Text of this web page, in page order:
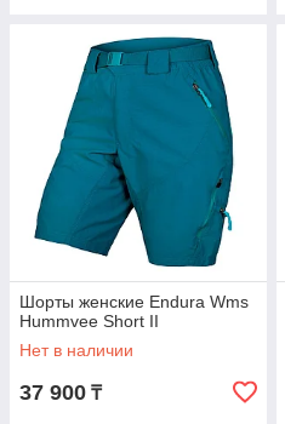
Шорты женские Endura Wms
Hummvee Short II
Нет в наличии
37 900 ₸